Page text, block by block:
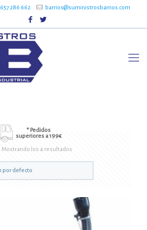
657 286 662 barrios@suministrosbarrios.com
* Pedidos
superiores a 199€
Mostrando los 4 resultados